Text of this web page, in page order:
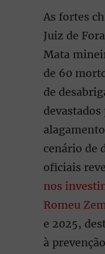
As fortes
Juiz de
Mata
de 60
de
cenário de
oficiais
nos
Romeu
e 2025,
à